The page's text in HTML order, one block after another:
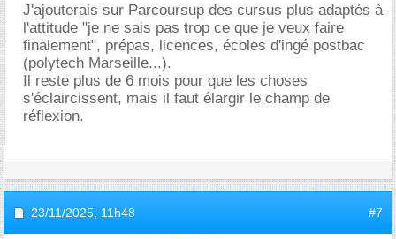
J'ajouterais sur Parcoursup des cursus plus adaptés à
l'attitude "je ne sais pas trop ce que je veux faire
finalement", prépas, licences, écoles d'ingé postbac
(polytech Marseille...).
Il reste plus de 6 mois pour que les choses
s'éclaircissent, mais il faut élargir le champ de
réflexion.
23/11/2025, 11h48 #7